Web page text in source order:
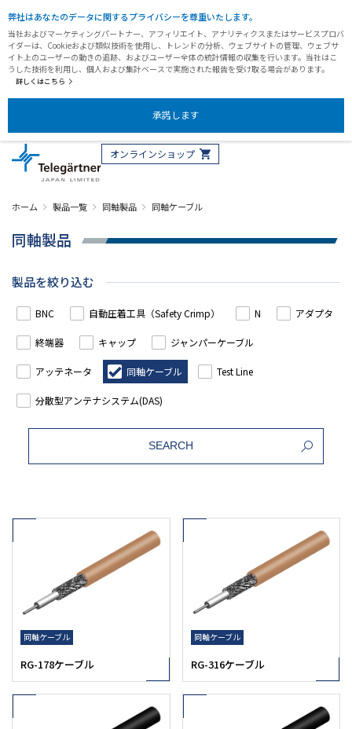
弊社はあなたのデータに関するプライバシーを尊重いたします。
当社およびマーケティングパートナー、アフィリエイト、アナリティクスまたはサービスプロバ
イダーは、Cookieおよび類似技術を使用し、トレンドの分析、ウェブサイトの管理、ウェブサ
イト上のユーザーの動きの追跡、およびユーザー全体の統計情報の収集を行います。当社はこ
うした技術を利用し、個人および集計ベースで実施された報告を受け取る場合があります。
詳しくはこちら
承諾します
オンラインショップ
ホーム 製品一覧 同軸製品 同軸ケーブル
同軸製品
製品を絞り込む
BNC 自動圧着工具（Safety Crimp） N アダプタ
終端器 キャップ ジャンパーケーブル
アッテネータ 同軸ケーブル Test Line
分散型アンテナシステム(DAS)
SEARCH
同軸ケーブル
RG-178ケーブル
同軸ケーブル
RG-316ケーブル